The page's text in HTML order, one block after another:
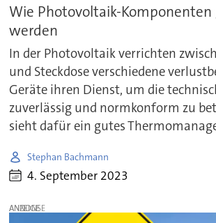
Wie Photovoltaik-
werden
In der Photovoltaik verrichten
und Steckdose verschiedene
Geräte ihren Dienst, um die
zuverlässig und normkonform zu
sieht dafür ein gutes
Stephan Bachmann
4. September 2023
ANZEIGE